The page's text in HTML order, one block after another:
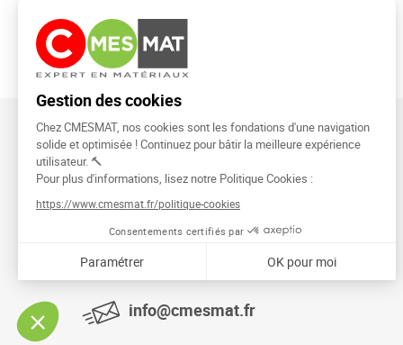
CMESMAT
91026 EVRY COURCOURONNES
info@cmesmat.fr